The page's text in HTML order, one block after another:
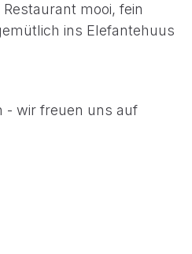
mooi, fein
ins Elefantehuus
- wir freuen uns auf